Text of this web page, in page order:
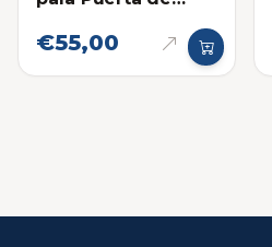
Media Luna y
Recibidor - Llave
€55,00